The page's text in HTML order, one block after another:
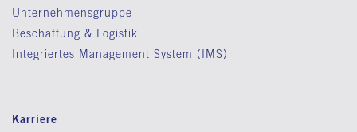
Unternehmensgruppe
Beschaffung & Logistik
Integriertes Management System (IMS)
Karriere